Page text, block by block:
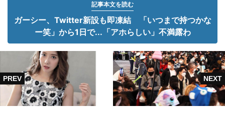
記事本文を読む
ガーシー、Twitter新設も即凍結 「いつまで持つかな
ー笑」から1日で...「アホらしい」不満露わ